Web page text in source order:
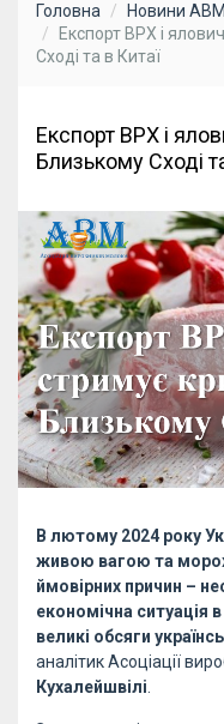
Головна
Новини АВМ
Експорт ВРХ і
Сході та в Китаї
Експорт ВРХ і
Близькому Сході
В лютому 2024 року
живою вагою та
ймовірних причин –
економічна ситуація
великі обсяги
аналітик Асоціації
Кухалейшвілі.